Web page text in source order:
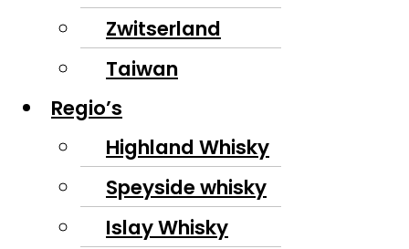
Zwitserland
Taiwan
Regio’s
Highland Whisky
Speyside whisky
Islay Whisky